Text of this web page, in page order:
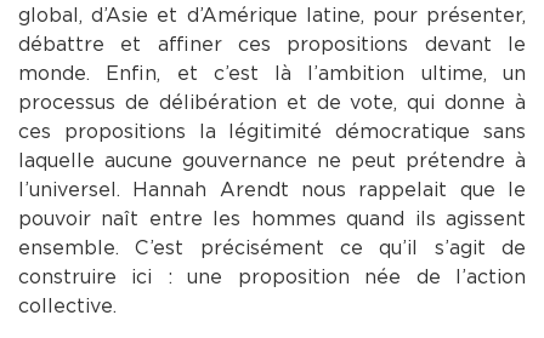
global, d’Asie et d’Amérique latine, pour présenter,
débattre et affiner ces propositions devant le
monde. Enfin, et c’est là l’ambition ultime, un
processus de délibération et de vote, qui donne à
ces propositions la légitimité démocratique sans
laquelle aucune gouvernance ne peut prétendre à
l’universel. Hannah Arendt nous rappelait que le
pouvoir naît entre les hommes quand ils agissent
ensemble. C’est précisément ce qu’il s’agit de
construire ici : une proposition née de l’action
collective.